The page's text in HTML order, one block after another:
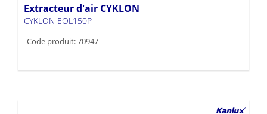
Extracteur d'air CYKLON
CYKLON EOL150P
Code produit: 70947